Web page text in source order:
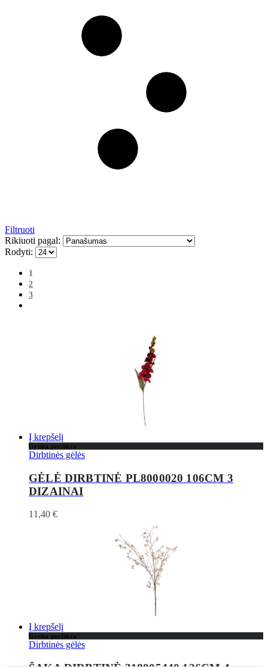
Filtruoti
Rikiuoti pagal:
Rodyti:
1
2
3
Į krepšelį
Greita peržiūra
Dirbtinės gėlės
GĖLĖ DIRBTINĖ PL8000020 106CM 3
DIZAINAI
11,40 €
Į krepšelį
Greita peržiūra
Dirbtinės gėlės